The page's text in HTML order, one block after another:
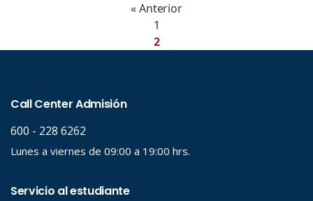
« Anterior
1
2